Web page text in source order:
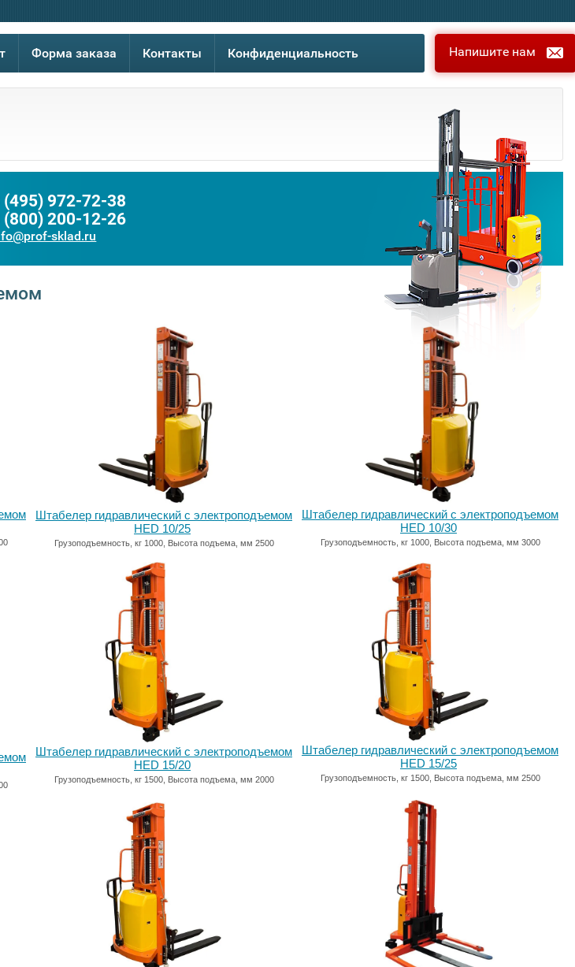
Форма заказа Контакты Конфиденциальность Напишите нам
(495) 972-72-38
(800) 200-12-26
sklad.ru
Штабелер гидравлический с электроподъемом
HED 10/25
Грузоподъемность, кг 1000, Высота подъема, мм 2500
Штабелер гидравлический с электроподъемом
HED 10/30
Грузоподъемность, кг 1000, Высота подъема, мм 3000
Штабелер гидравлический с электроподъемом
HED 15/20
Грузоподъемность, кг 1500, Высота подъема, мм 2000
Штабелер гидравлический с электроподъемом
HED 15/25
Грузоподъемность, кг 1500, Высота подъема, мм 2500